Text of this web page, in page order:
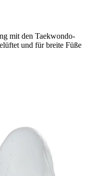
mit den Taekwondo-
und für breite Füße